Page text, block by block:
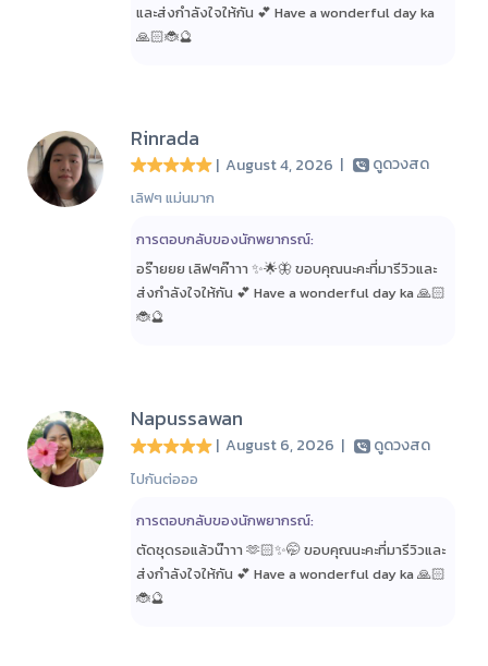
และส่งกำลังใจให้กัน 💕 Have a wonderful day ka
🙏🏻🐞🔮
Rinrada
| August 4, 2026 | ดูดวงสด
เลิฟๆ แม่นมาก
การตอบกลับของนักพยากรณ์:
อร๊ายยย เลิฟๆค๊าาา ✨🌟🦋 ขอบคุณนะคะที่มารีวิวและ
ส่งกำลังใจให้กัน 💕 Have a wonderful day ka 🙏🏻
🐞🔮
Napussawan
| August 6, 2026 | ดูดวงสด
ไปกันต่อออ
การตอบกลับของนักพยากรณ์:
ตัดชุดรอแล้วน๊าาา 🫶🏻✨🤭 ขอบคุณนะคะที่มารีวิวและ
ส่งกำลังใจให้กัน 💕 Have a wonderful day ka 🙏🏻
🐞🔮